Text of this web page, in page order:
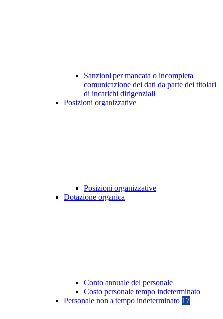
Sanzioni per mancata o incompleta
comunicazione dei dati da parte dei titolari
di incarichi dirigenziali
Posizioni organizzative
Posizioni organizzative
Dotazione organica
Conto annuale del personale
Costo personale tempo indeterminato
Personale non a tempo indeterminato 17